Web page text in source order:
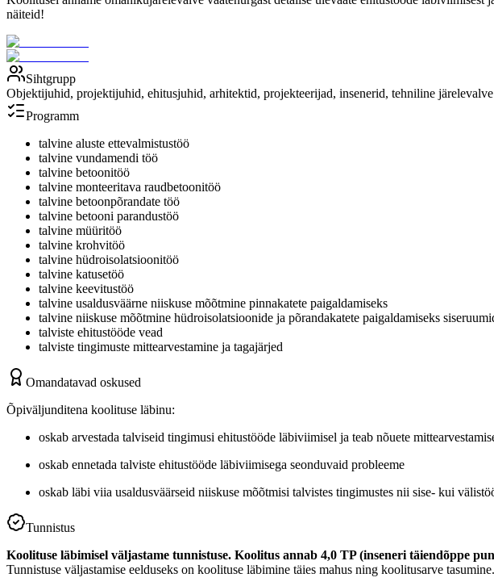
näiteid!
Sihtgrupp
Objektijuhid, projektijuhid, ehitusjuhid, arhitektid, projekteerijad, insenerid, tehniline
Programm
talvine aluste ettevalmistustöö
talvine vundamendi töö
talvine betoonitöö
talvine monteeritava raudbetoonitöö
talvine betoonpõrandate töö
talvine betooni parandustöö
talvine müüritöö
talvine krohvitöö
talvine hüdroisolatsioonitöö
talvine katusetöö
talvine keevitustöö
talvine usaldusväärne niiskuse mõõtmine pinnakatete paigaldamiseks
talvine niiskuse mõõtmine hüdroisolatsioonide ja põrandakatete paigaldamiseks
talviste ehitustööde vead
talviste tingimuste mittearvestamine ja tagajärjed
Omandatavad oskused
Õpiväljunditena koolituse läbinu:
oskab arvestada talviseid tingimusi ehitustööde läbiviimisel ja teab nõuete
oskab ennetada talviste ehitustööde läbiviimisega seonduvaid probleeme
oskab läbi viia usaldusväärseid niiskuse mõõtmisi talvistes tingimustes nii sise- kui
Tunnistus
Koolituse läbimisel väljastame tunnistuse. Koolitus annab 4,0 TP (inseneri täiendõppe
Tunnistuse väljastamise eelduseks on koolituse läbimine täies mahus ning koolitusarve